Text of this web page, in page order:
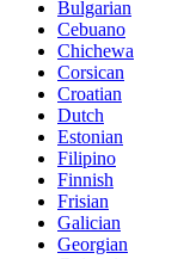
Bulgarian
Cebuano
Chichewa
Corsican
Croatian
Dutch
Estonian
Filipino
Finnish
Frisian
Galician
Georgian